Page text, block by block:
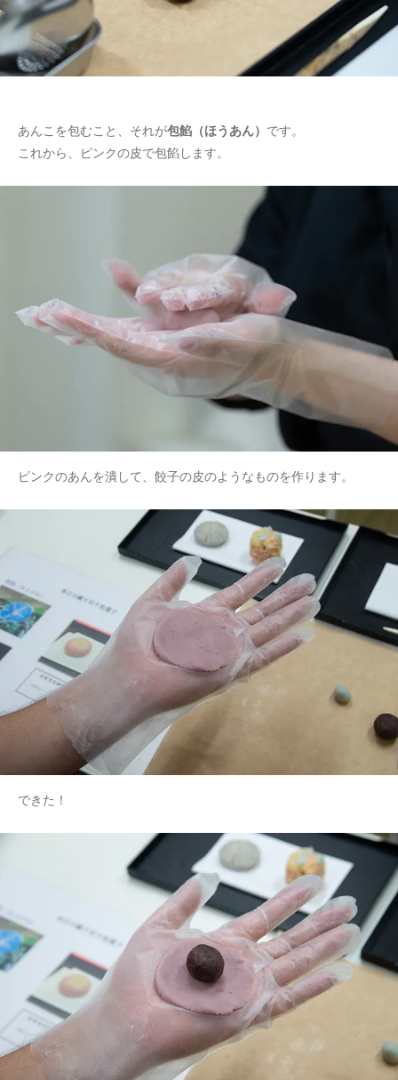
あんこを包むこと、それが包餡（ほうあん） です。
これから、ピンクの皮で包餡します。
ピンクのあんを潰して、餃子の皮のようなものを作ります。
できた！